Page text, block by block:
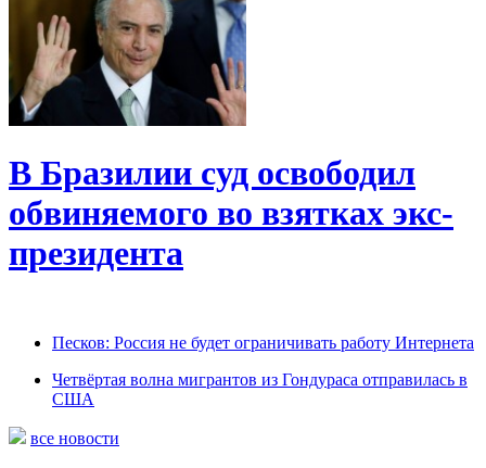
В Бразилии суд освободил
обвиняемого во взятках экс-
президента
Песков: Россия не будет ограничивать работу Интернета
Четвёртая волна мигрантов из Гондураса отправилась в
США
все новости